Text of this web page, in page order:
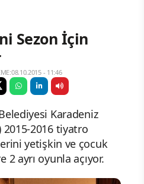
Sezon İçin
- 11:46
Karadeniz
2015-2016 tiyatro
yetişkin ve çocuk
2 ayrı oyunla açıyor.